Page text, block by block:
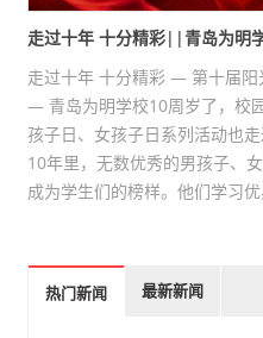
走过十年 十分精彩||青岛为明
走过十年 十分精彩 — 第十届阳
— 青岛为明学校10周岁了，
孩子日、女孩子日系列活动也
10年里，无数优秀的男孩子、女
成为学生们的榜样。他们学习
热门新闻 最新新闻